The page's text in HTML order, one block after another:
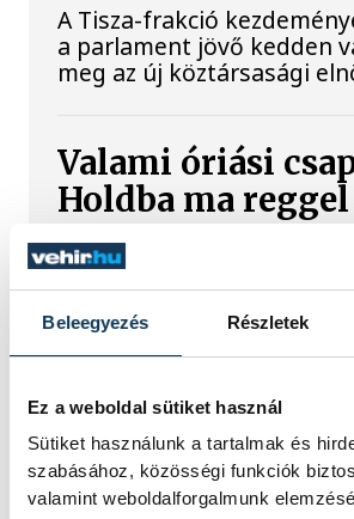
Beleegyezés Részletek
Ez a weboldal sütiket használ
Sütiket használunk a tartalmak és
szabásához, közösségi funkciók
valamint weboldalforgalmunk
A Tisza-frakció
a parlament jövő kedden
meg az új köztársasági
Valami óriási
Holdba ma reggel
Rendhagyó esemény
reggel. Magyar idő szerint
a Hold felszínébe
egyik Falcon–9
fokozata. A becsapódást
szabad szemmel nem
szakemberek azonban
figyelték az eseményt.